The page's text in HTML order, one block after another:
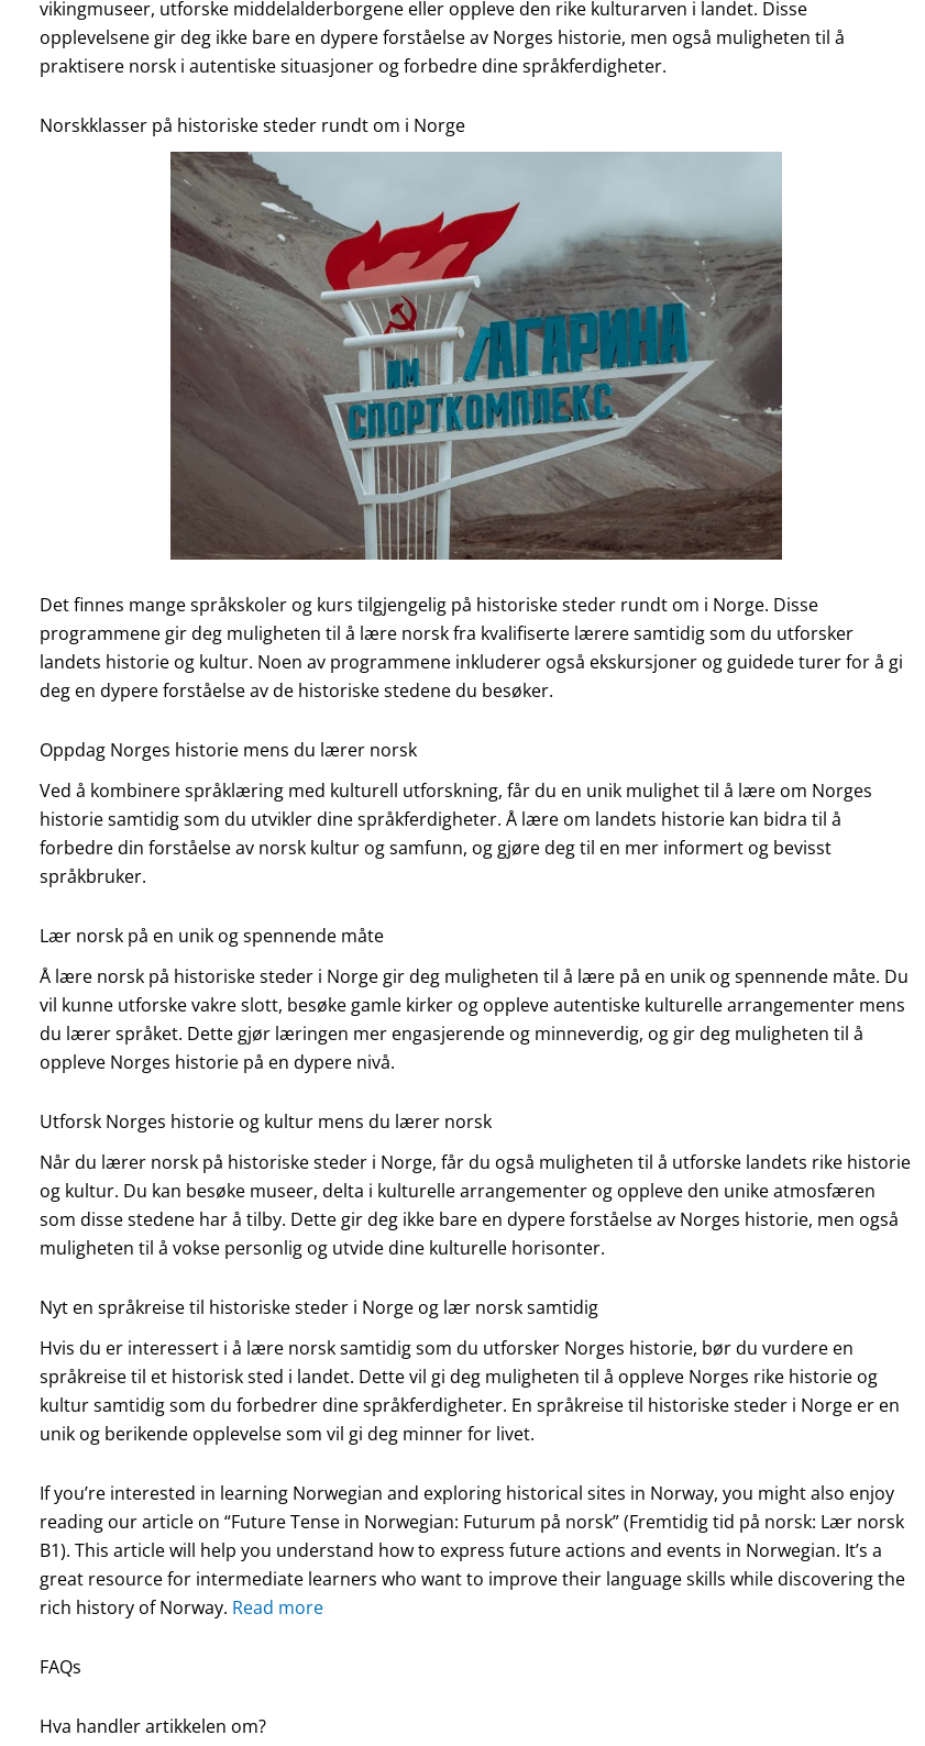
vikingmuseer, utforske middelalderborgene eller oppleve den rike kulturarven i landet. Disse
opplevelsene gir deg ikke bare en dypere forståelse av Norges historie, men også muligheten til å
praktisere norsk i autentiske situasjoner og forbedre dine språkferdigheter.
Norskklasser på historiske steder rundt om i Norge
Det finnes mange språkskoler og kurs tilgjengelig på historiske steder rundt om i Norge. Disse
programmene gir deg muligheten til å lære norsk fra kvalifiserte lærere samtidig som du utforsker
landets historie og kultur. Noen av programmene inkluderer også ekskursjoner og guidede turer for å gi
deg en dypere forståelse av de historiske stedene du besøker.
Oppdag Norges historie mens du lærer norsk
Ved å kombinere språklæring med kulturell utforskning, får du en unik mulighet til å lære om Norges
historie samtidig som du utvikler dine språkferdigheter. Å lære om landets historie kan bidra til å
forbedre din forståelse av norsk kultur og samfunn, og gjøre deg til en mer informert og bevisst
språkbruker.
Lær norsk på en unik og spennende måte
Å lære norsk på historiske steder i Norge gir deg muligheten til å lære på en unik og spennende måte. Du
vil kunne utforske vakre slott, besøke gamle kirker og oppleve autentiske kulturelle arrangementer mens
du lærer språket. Dette gjør læringen mer engasjerende og minneverdig, og gir deg muligheten til å
oppleve Norges historie på en dypere nivå.
Utforsk Norges historie og kultur mens du lærer norsk
Når du lærer norsk på historiske steder i Norge, får du også muligheten til å utforske landets rike historie
og kultur. Du kan besøke museer, delta i kulturelle arrangementer og oppleve den unike atmosfæren
som disse stedene har å tilby. Dette gir deg ikke bare en dypere forståelse av Norges historie, men også
muligheten til å vokse personlig og utvide dine kulturelle horisonter.
Nyt en språkreise til historiske steder i Norge og lær norsk samtidig
Hvis du er interessert i å lære norsk samtidig som du utforsker Norges historie, bør du vurdere en
språkreise til et historisk sted i landet. Dette vil gi deg muligheten til å oppleve Norges rike historie og
kultur samtidig som du forbedrer dine språkferdigheter. En språkreise til historiske steder i Norge er en
unik og berikende opplevelse som vil gi deg minner for livet.
If you’re interested in learning Norwegian and exploring historical sites in Norway, you might also enjoy
reading our article on “Future Tense in Norwegian: Futurum på norsk” (Fremtidig tid på norsk: Lær norsk
B1). This article will help you understand how to express future actions and events in Norwegian. It’s a
great resource for intermediate learners who want to improve their language skills while discovering the
rich history of Norway. Read more
FAQs
Hva handler artikkelen om?